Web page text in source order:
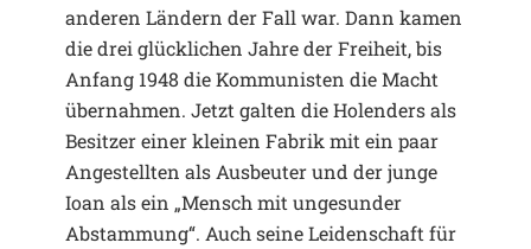
anderen Ländern der Fall war. Dann kamen
die drei glücklichen Jahre der Freiheit, bis
Anfang 1948 die Kommunisten die Macht
übernahmen. Jetzt galten die Holenders als
Besitzer einer kleinen Fabrik mit ein paar
Angestellten als Ausbeuter und der junge
Ioan als ein „Mensch mit ungesunder
Abstammung“. Auch seine Leidenschaft für